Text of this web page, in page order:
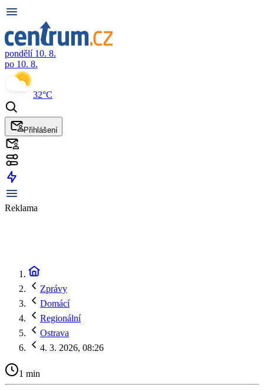
pondělí 10. 8.
po 10. 8.
32°C
Přihlášení
Reklama
Zprávy
Domácí
Regionální
Ostrava
4. 3. 2026, 08:26
1 min